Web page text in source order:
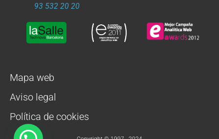
93 532 20 20
Mapa web
Aviso legal
Política de cookies